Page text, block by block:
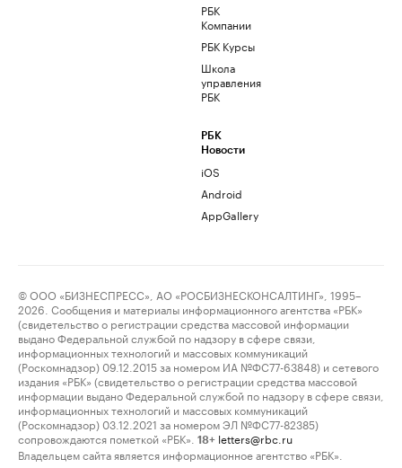
РБК
Компании
РБК Курсы
Школа
управления
РБК
РБК
Новости
iOS
Android
AppGallery
© ООО «БИЗНЕСПРЕСС», АО «РОСБИЗНЕСКОНСАЛТИНГ», 1995–
2026. Сообщения и материалы информационного агентства «РБК»
(свидетельство о регистрации средства массовой информации
выдано Федеральной службой по надзору в сфере связи,
информационных технологий и массовых коммуникаций
(Роскомнадзор) 09.12.2015 за номером ИА №ФС77-63848) и сетевого
издания «РБК» (свидетельство о регистрации средства массовой
информации выдано Федеральной службой по надзору в сфере связи,
информационных технологий и массовых коммуникаций
(Роскомнадзор) 03.12.2021 за номером ЭЛ №ФС77-82385)
сопровождаются пометкой «РБК».
18+ letters@rbc.ru
Владельцем сайта является информационное агентство «РБК».